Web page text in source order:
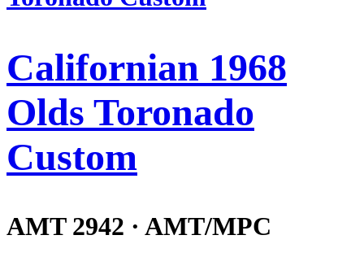
Californian 1968
Olds Toronado
Custom
AMT 2942 · AMT/MPC